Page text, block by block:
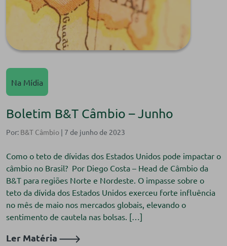
Na Mídia
Boletim B&T Câmbio – Junho
Por: B&T Câmbio | 7 de junho de 2023
Como o teto de dívidas dos Estados Unidos pode impactar o
câmbio no Brasil? Por Diego Costa – Head de Câmbio da
B&T para regiões Norte e Nordeste. O impasse sobre o
teto da dívida dos Estados Unidos exerceu forte influência
no mês de maio nos mercados globais, elevando o
sentimento de cautela nas bolsas. […]
Ler Matéria